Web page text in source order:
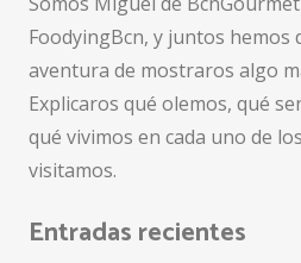
FoodyingBcn, y juntos hemos
aventura de mostraros algo
Explicaros qué olemos, qué
qué vivimos en cada uno de
visitamos.
Entradas recientes